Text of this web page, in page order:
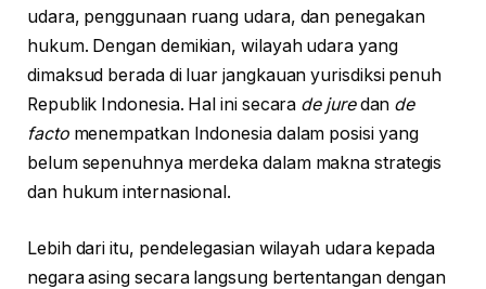
udara, penggunaan ruang udara, dan penegakan
hukum. Dengan demikian, wilayah udara yang
dimaksud berada di luar jangkauan yurisdiksi penuh
Republik Indonesia. Hal ini secara de juredan de
factomenempatkan Indonesia dalam posisi yang
belum sepenuhnya merdeka dalam makna strategis
dan hukum internasional.
Lebih dari itu, pendelegasian wilayah udara kepada
negara asing secara langsung bertentangan dengan